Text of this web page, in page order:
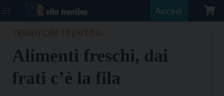
Accedi
Alimenti freschi, dai
frati c’è la fila